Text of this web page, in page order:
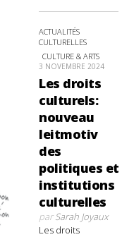
ACTUALITÉS
CULTURELLES
CULTURE & ARTS
3 NOVEMBRE 2024
Les droits
culturels:
nouveau
leitmotiv
des
politiques et
institutions
culturelles
parSarah Joyaux
Les droits